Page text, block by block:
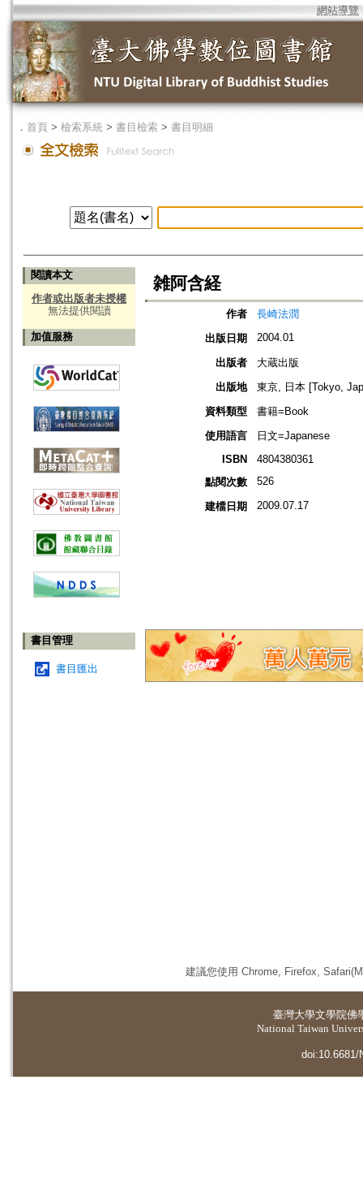
網站導覽
． 首頁 > 檢索系統 > 書目檢索 > 書目明細
閱讀本文
作者或出版者未授權
無法提供閱讀
加值服務
書目管理
書目匯出
雑阿含経
作者
長崎法潤
出版日期
2004.01
出版者
大蔵出版
出版地
東京, 日本 [Tokyo,
資料類型
書籍=Book
使用語言
日文=Japanese
ISBN
4804380361
點閱次數
526
建檔日期 2009.07.17
建議您使用 Chrome, Firefox,
臺灣大學文學院佛
National Taiwan
doi:10.6681/